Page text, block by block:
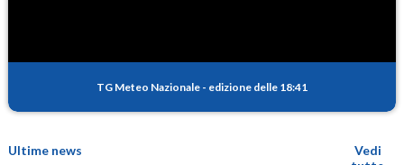
TG Meteo Nazionale - edizione delle 18:41
Ultime news
Vedi